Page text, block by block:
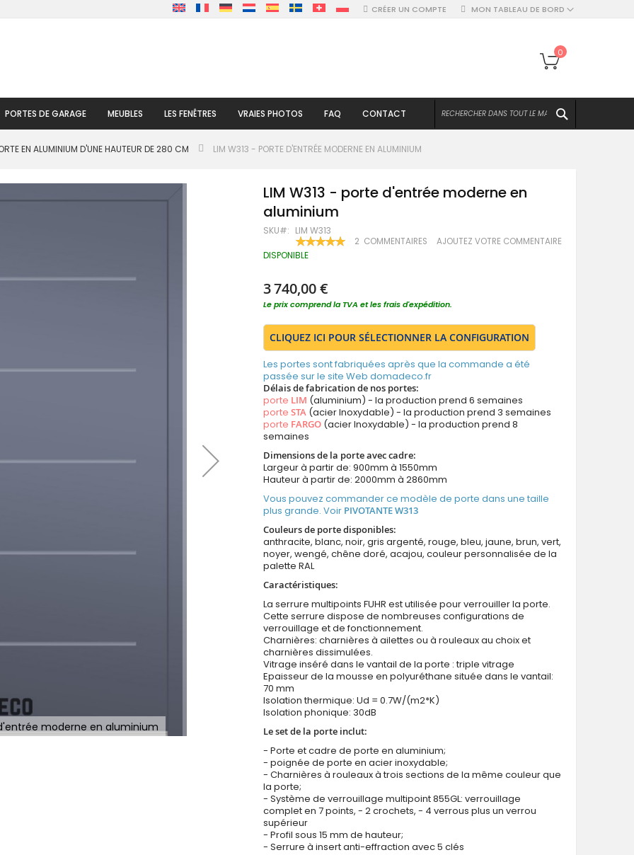
MON TABLEAU DE BORD
CRÉER UN COMPTE
Mon panier
0
PORTES DE GARAGE MEUBLES LES FENÊTRES VRAIES PHOTOS FAQ CONTACT
EN ALUMINIUM D'UNE HAUTEUR DE 280 CM LIM W313 - PORTE D'ENTRÉE MODERNE EN ALUMINIUM
moderne en aluminium
LIM W313 - porte d'entrée moderne en
aluminium
SKU LIM W313
RATING:
100
% OF
2 COMMENTAIRES AJOUTEZ VOTRE COMMENTAIRE
DISPONIBLE
3 740,00 €
Le prix comprend la TVA et les frais d'expédition.
CLIQUEZ ICI POUR SÉLECTIONNER LA CONFIGURATION
Les portes sont fabriquées après que la commande a été
passée sur le site Web domadeco.fr
Délais de fabrication de nos portes:
porte LIM (aluminium) - la production prend 6 semaines
porteSTA (acier Inoxydable) - la production prend 3 semaines
porte FARGO (acier Inoxydable) - la production prend 8
semaines
Dimensions de la porte avec cadre:
Largeur à partir de: 900mm à 1550mm
Hauteur à partir de: 2000mm à 2860mm
Vous pouvez commander ce modèle de porte dans une taille
plus grande. Voir PIVOTANTE W313
Couleurs de porte disponibles:
anthracite, blanc, noir, gris argenté, rouge, bleu, jaune, brun, vert,
noyer, wengé, chêne doré, acajou, couleur personnalisée de la
palette RAL
Caractéristiques:
La serrure multipoints FUHR est utilisée pour verrouiller la porte.
Cette serrure dispose de nombreuses configurations de
verrouillage et de fonctionnement.
Charnières: charnières à ailettes ou à rouleaux au choix et
charnières dissimulées.
Vitrage inséré dans le vantail de la porte : triple vitrage
Epaisseur de la mousse en polyuréthane située dans le vantail:
70 mm
Isolation thermique: Ud = 0.7W/(m2*K)
Isolation phonique: 30dB
Le set de la porte inclut:
- Porte et cadre de porte en aluminium;
- poignée de porte en acier inoxydable;
- Charnières à rouleaux à trois sections de la même couleur que
la porte;
- Système de verrouillage multipoint 855GL: verrouillage
complet en 7 points, - 2 crochets, - 4 verrous plus un verrou
supérieur
- Profil sous 15 mm de hauteur;
- Serrure à insert anti-effraction avec 5 clés